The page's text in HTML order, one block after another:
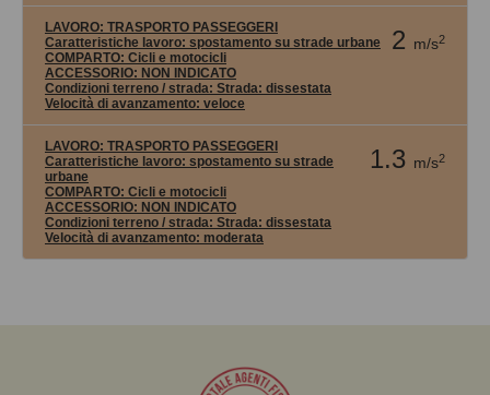
2 m/s2
LAVORO: TRASPORTO PASSEGGERI
Caratteristiche lavoro: spostamento su strade urbane
COMPARTO: Cicli e motocicli
ACCESSORIO: NON INDICATO
Condizioni terreno / strada: Strada: dissestata
Velocità di avanzamento: veloce
1.3 m/s2
LAVORO: TRASPORTO PASSEGGERI
Caratteristiche lavoro: spostamento su strade
urbane
COMPARTO: Cicli e motocicli
ACCESSORIO: NON INDICATO
Condizioni terreno / strada: Strada: dissestata
Velocità di avanzamento: moderata